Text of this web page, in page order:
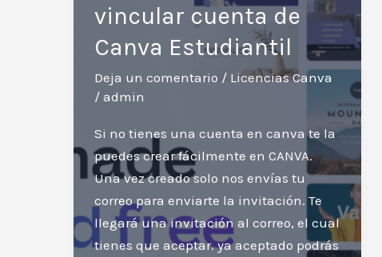
vincular cuenta de
Canva Estudiantil
Deja un comentario / Licencias Canva
/ admin
Si no tienes una cuenta en canva te la
puedes crear fácilmente en CANVA.
Una vez creado solo nos envías tu
correo para enviarte la invitación. Te
llegará una invitación al correo, el cual
tienes que aceptar. ya aceptado podrás